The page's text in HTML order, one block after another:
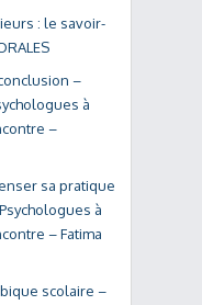
: le savoir-
–
à
–
sa pratique
à
– Fatima
scolaire –